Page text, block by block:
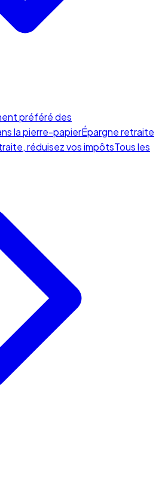
préféré des
la pierre-papierÉpargne retraite
réduisez vos impôtsTous les